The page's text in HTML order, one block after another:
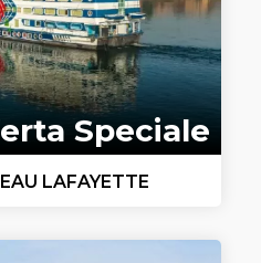
Speciale
LAFAYETTE